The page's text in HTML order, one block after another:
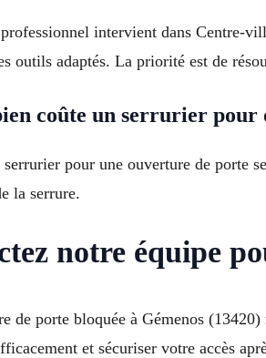
intervient dans Centre-
outils adaptés. La priorité est de
coûte un serrurier
pour une ouverture de porte
la serrure.
notre équipe
de porte bloquée à Gémenos
et sécuriser votre accès